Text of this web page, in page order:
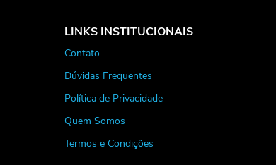
LINKS INSTITUCIONAIS
Contato
Dúvidas Frequentes
Política de Privacidade
Quem Somos
Termos e Condições